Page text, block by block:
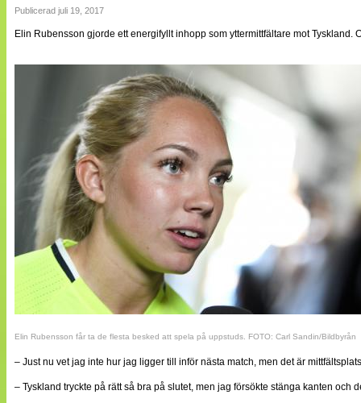
Bildreportage
Bloggar
Webb-TV
Medlemsbilder
Till klubbkassan
NÄTverket
Split vision
Om oss
Annonsera
Statistik
Tipsa Damfotboll
Kontakt
Publicerad juli 19, 2017
Elin Rubensson gjorde ett energifyllt inhopp som yttermittfältare mot
Elin Rubensson får ta de flesta besked att spela på uppstuds. FOTO: Carl Sandin/Bildbyrån
– Just nu vet jag inte hur jag ligger till inför nästa match, men det är
– Tyskland tryckte på rätt så bra på slutet, men jag försökte stänga kanten